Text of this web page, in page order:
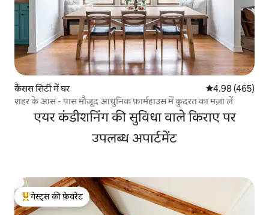
कैंसस सिटी में घर औसत रेटिंग 5 में से
4.98 (465)
शहर के आस - पास मौजूद आधुनिक फ़ार्महाउस में कुदरत का मज़ा लें
एयर कंडीशनिंग की सुविधा वाले किराए पर
उपलब्ध अपार्टमेंट
गेस्ट्स का टॉप फ़ेवरेट
गेस्ट्स की फ़ेवरेट